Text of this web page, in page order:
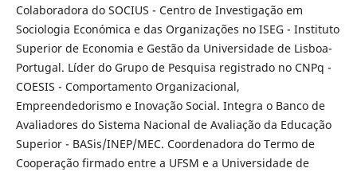
Colaboradora do SOCIUS - Centro de Investigação em
Sociologia Económica e das Organizações no ISEG - Instituto
Superior de Economia e Gestão da Universidade de Lisboa-
Portugal. Líder do Grupo de Pesquisa registrado no CNPq -
COESIS - Comportamento Organizacional,
Empreendedorismo e Inovação Social. Integra o Banco de
Avaliadores do Sistema Nacional de Avaliação da Educação
Superior - BASis/INEP/MEC. Coordenadora do Termo de
Cooperação firmado entre a UFSM e a Universidade de